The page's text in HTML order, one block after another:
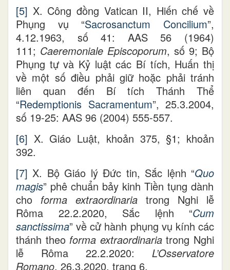
[5] X. Công đồng Vatican II, Hiến chế về
Phụng vụ “Sacrosanctum Concilium”,
4.12.1963, số 41: AAS 56 (1964)
111; Caeremoniale Episcoporum, số 9; Bộ
Phụng tự và Kỷ luật các Bí tích, Huấn thị
về một số điều phải giữ hoặc phải tránh
liên quan đến Bí tích Thánh Thể
“Redemptionis Sacramentum”, 25.3.2004,
số 19-25: AAS 96 (2004) 555-557.
[6] X. Giáo Luật, khoản 375, §1; khoản
392.
[7] X. Bộ Giáo lý Đức tin, Sắc lệnh “Quo
magis” phê chuẩn bảy kinh Tiền tụng dành
cho forma extraordinaria trong Nghi lễ
Rôma 22.2.2020, Sắc lệnh “Cum
sanctissima” về cử hành phụng vụ kính các
thánh theoforma extraordinariatrong Nghi
lễ Rôma 22.2.2020: L’Osservatore
Romano, 26.3.2020, trang 6.